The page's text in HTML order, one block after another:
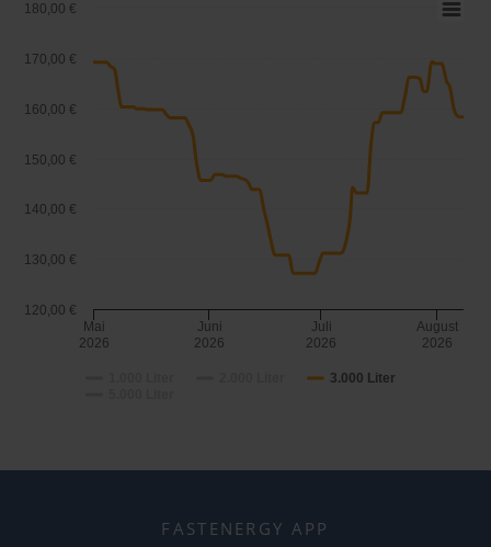
3.000 Liter
Mai
2026
Juni
2026
Juli
2026
August
2026
120,00 €
130,00 €
140,00 €
150,00 €
160,00 €
170,00 €
180,00 €
FASTENERGY APP